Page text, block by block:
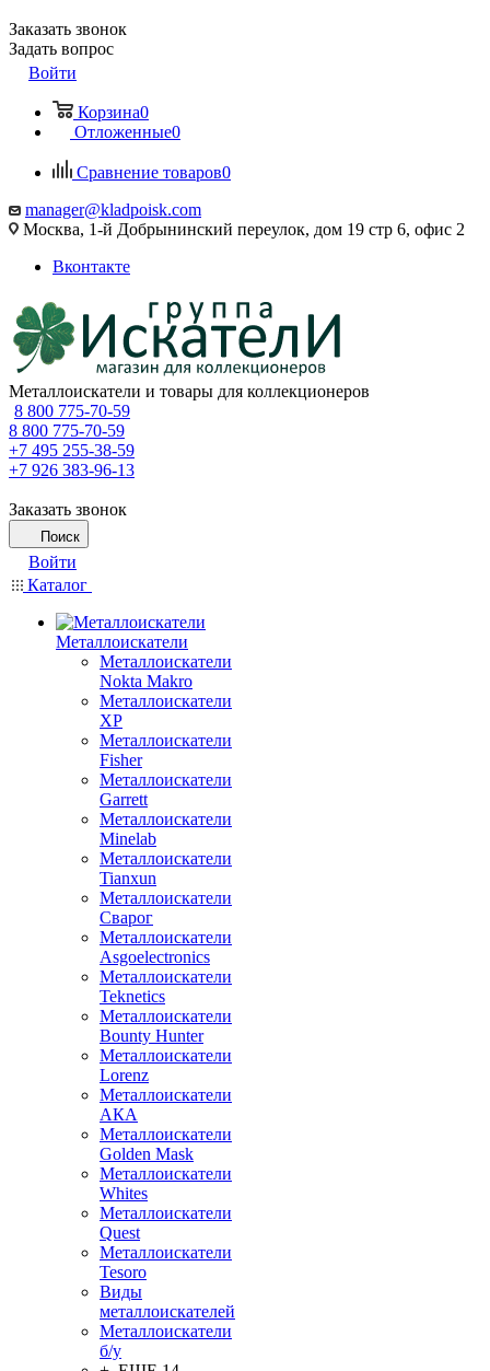
Заказать звонок
Задать вопрос
Войти
Корзина0
Отложенные0
Сравнение товаров0
manager@kladpoisk.com
Москва, 1-й Добрынинский переулок, дом 19 стр 6, офис 2
Вконтакте
Металлоискатели и товары для коллекционеров
8 800 775-70-59
8 800 775-70-59
+7 495 255-38-59
+7 926 383-96-13
Заказать звонок
Поиск
Войти
Каталог
Металлоискатели
Металлоискатели
Nokta Makro
Металлоискатели
XP
Металлоискатели
Fisher
Металлоискатели
Garrett
Металлоискатели
Minelab
Металлоискатели
Tianxun
Металлоискатели
Сварог
Металлоискатели
Asgoelectronics
Металлоискатели
Teknetics
Металлоискатели
Bounty Hunter
Металлоискатели
Lorenz
Металлоискатели
АКА
Металлоискатели
Golden Mask
Металлоискатели
Whites
Металлоискатели
Quest
Металлоискатели
Tesoro
Виды
металлоискателей
Металлоискатели
б/у